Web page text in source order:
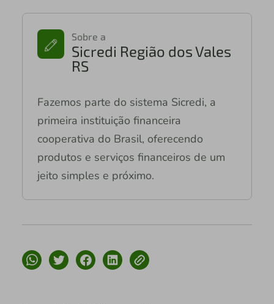
Sobre a
Sicredi Região dos Vales
RS
Fazemos parte do sistema Sicredi, a
primeira instituição financeira
cooperativa do Brasil, oferecendo
produtos e serviços financeiros de um
jeito simples e próximo.